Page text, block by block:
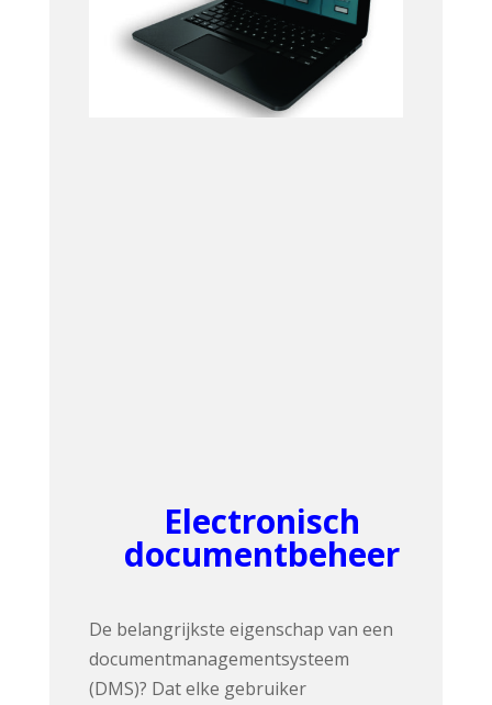
Electronisch
documentbeheer
De belangrijkste eigenschap van een
documentmanagementsysteem
(DMS)? Dat elke gebruiker